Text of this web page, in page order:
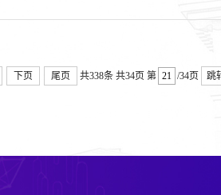
下页 尾页 共338条 共34页 第 /34页 跳